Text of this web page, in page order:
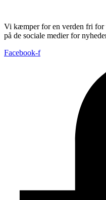
Vi kæmper for en verden fri
på de sociale medier for
Facebook-f